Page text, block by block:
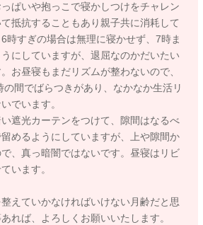
ぱいや抱っこで寝かしつけをチャレン
抵抗することもあり親子共に消耗して
時すぎの場合は無理に寝かせず、7時ま
にしていますが、退屈なのかだいたい
お昼寝もまだリズムが整わないので、
間でばらつきがあり、なかなか生活リ
でいます。
遮光カーテンをつけて、隙間はなるべ
めるようにしていますが、上や隙間か
、真っ暗闇ではないです。昼寝はリビ
います。
えていかなければいけない月齢だと思
れば、よろしくお願いいたします。